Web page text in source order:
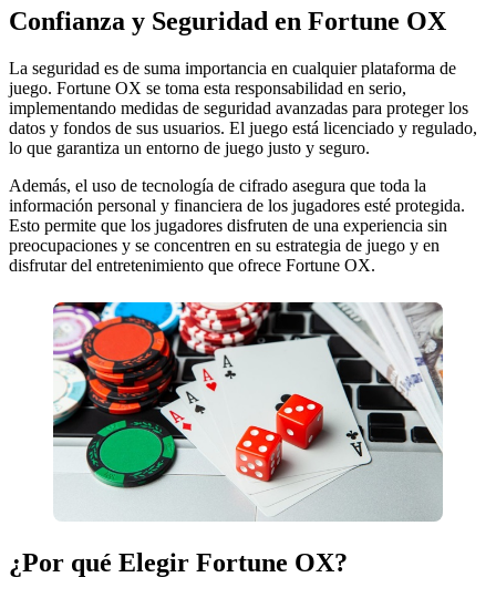
Confianza y Seguridad en Fortune OX
La seguridad es de suma importancia en cualquier plataforma de
juego. Fortune OX se toma esta responsabilidad en serio,
implementando medidas de seguridad avanzadas para proteger los
datos y fondos de sus usuarios. El juego está licenciado y regulado,
lo que garantiza un entorno de juego justo y seguro.
Además, el uso de tecnología de cifrado asegura que toda la
información personal y financiera de los jugadores esté protegida.
Esto permite que los jugadores disfruten de una experiencia sin
preocupaciones y se concentren en su estrategia de juego y en
disfrutar del entretenimiento que ofrece Fortune OX.
¿Por qué Elegir Fortune OX?